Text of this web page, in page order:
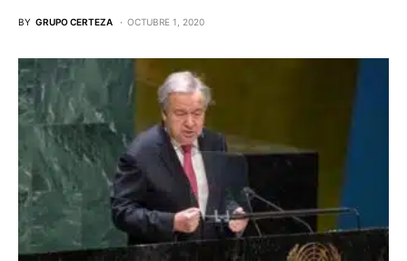
BY GRUPO CERTEZA OCTUBRE 1, 2020